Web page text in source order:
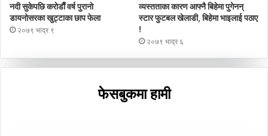
नदी सुकेपछि कराेडाैँ वर्ष पुरानाे
डायनोसरका खुट्टाका छाप फेला
२०७९ भाद्र ९
व्यस्तताका कारण आफ्नै बिहेमा पुगेनन्
स्टार फुटबल खेलाडी, बिहेमा भाइलाई पठाए
!
२०७९ भाद्र ६
फेसबुकमा हामी